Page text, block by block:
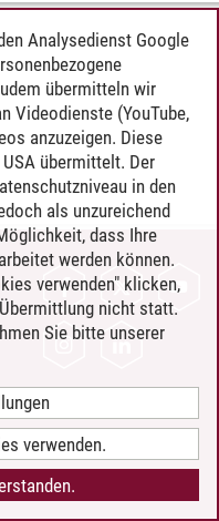
Analysedienst Google
übermitteln wir
Videodienste (YouTube,
anzuzeigen. Diese
übermittelt. Der
in den
als unzureichend
dass Ihre
werden können.
verwenden" klicken,
nicht statt.
Sie bitte unserer
verwenden.